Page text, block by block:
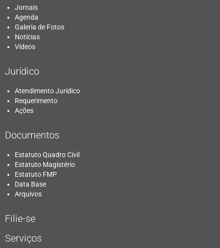
Jornais
Agenda
Galeria de Fotos
Notícias
Vídeos
Jurídico
Atendimento Jurídico
Requerimento
Ações
Documentos
Estatuto Quadro Civil
Estatuto Magistério
Estatuto FMP
Data Base
Arquivos
Filie-se
Serviços